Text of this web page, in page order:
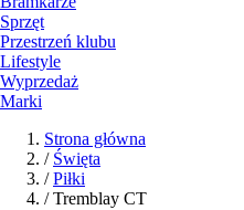
Sprzęt
Przestrzeń klubu
Lifestyle
Wyprzedaż
Marki
Strona główna
/ Święta
/ Piłki
/ Tremblay CT